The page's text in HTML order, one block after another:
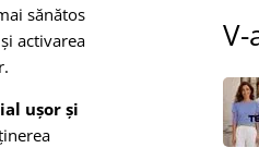
sănătos
activarea
ușor și